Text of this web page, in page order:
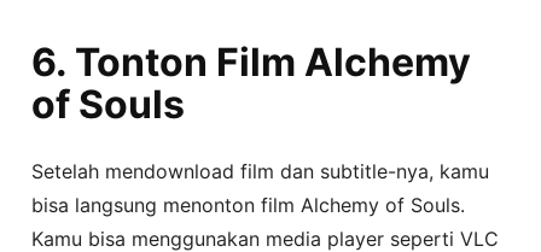
6. Tonton Film Alchemy
of Souls
Setelah mendownload film dan subtitle-nya, kamu
bisa langsung menonton film Alchemy of Souls.
Kamu bisa menggunakan media player seperti VLC